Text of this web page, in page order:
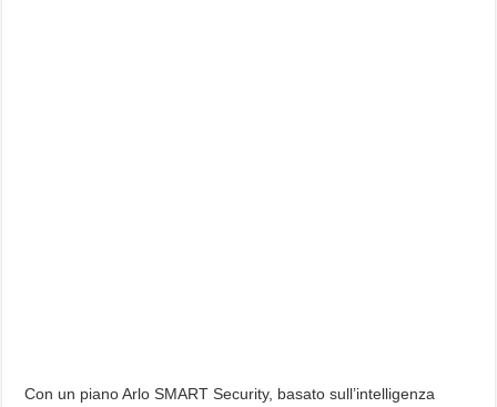
Con un piano Arlo SMART Security, basato sull’intelligenza